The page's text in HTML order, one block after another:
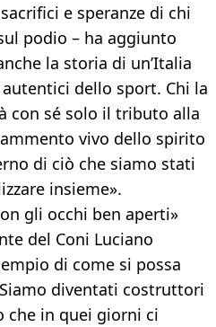
e speranze di chi
podio – ha aggiunto
la storia di un’Italia
dello sport. Chi la
con sé solo il tributo alla
vivo dello spirito
di ciò che siamo stati
insieme».
gli occhi ben aperti»
del Coni Luciano
di come si possa
diventati costruttori
che in quei giorni ci